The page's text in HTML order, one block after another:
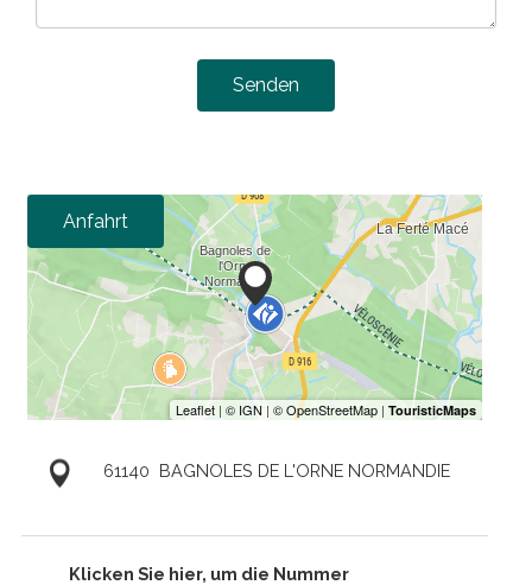
Senden
Anfahrt
61140 BAGNOLES DE L'ORNE NORMANDIE
Klicken Sie hier, um die Nummer